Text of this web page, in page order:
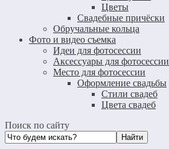
Цветы
Свадебные причёски
Обручальные кольца
Фото и видео съемка
Идеи для фотосессии
Аксессуары для фотосессии
Место для фотосессии
Оформление свадьбы
Стили свадеб
Цвета свадеб
Поиск по сайту